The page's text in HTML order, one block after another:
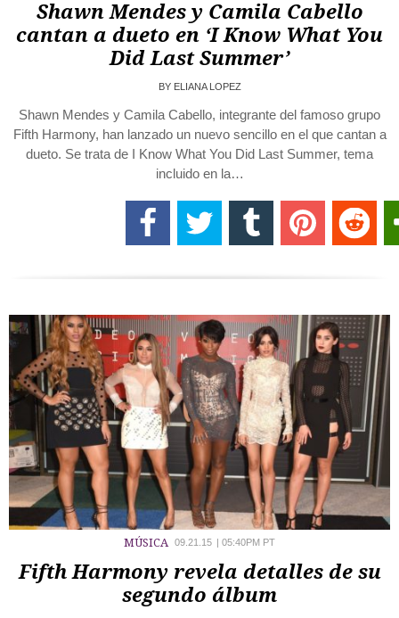
Shawn Mendes y Camila Cabello
cantan a dueto en ‘I Know What You
Did Last Summer’
BY ELIANA LOPEZ
Shawn Mendes y Camila Cabello, integrante del famoso grupo
Fifth Harmony, han lanzado un nuevo sencillo en el que cantan a
dueto. Se trata de I Know What You Did Last Summer, tema
incluido en la…
MÚSICA 09.21.15 05:40PM PT
Fifth Harmony revela detalles de su
segundo álbum